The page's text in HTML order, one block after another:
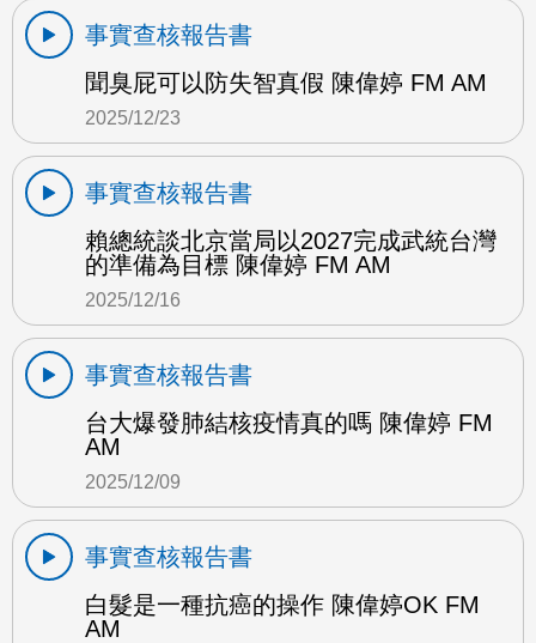
事實查核報告書
聞臭屁可以防失智真假 陳偉婷 FM AM
2025/12/23
事實查核報告書
賴總統談北京當局以2027完成武統台灣
的準備為目標 陳偉婷 FM AM
2025/12/16
事實查核報告書
台大爆發肺結核疫情真的嗎 陳偉婷 FM
AM
2025/12/09
事實查核報告書
白髮是一種抗癌的操作 陳偉婷OK FM
AM